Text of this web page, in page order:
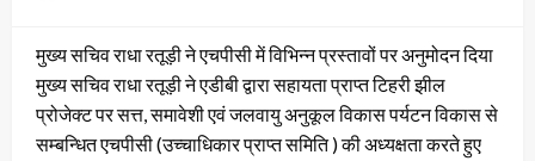
मुख्य सचिव राधा रतूड़ी ने एचपीसी में विभिन्न प्रस्तावों पर अनुमोदन दिया
मुख्य सचिव राधा रतूड़ी ने एडीबी द्वारा सहायता प्राप्त टिहरी झील
प्रोजेक्ट पर सत्त, समावेशी एवं जलवायु अनुकूल विकास पर्यटन विकास से
सम्बन्धित एचपीसी (उच्चाधिकार प्राप्त समिति ) की अध्यक्षता करते हुए